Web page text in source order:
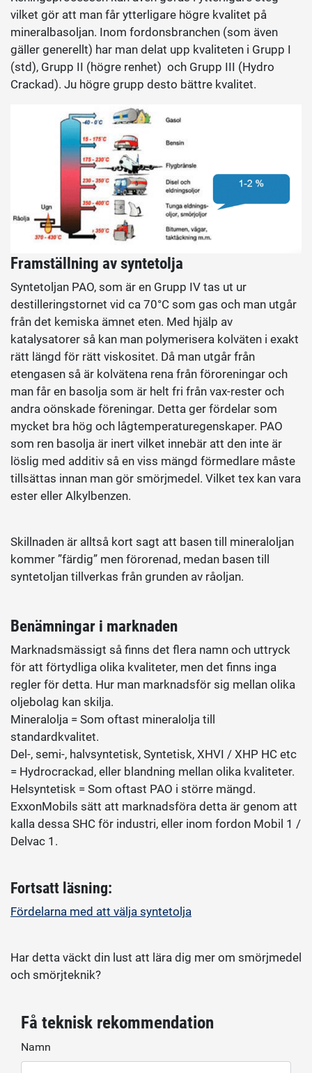
vilket gör att man får ytterligare högre kvalitet på
mineralbasoljan. Inom fordonsbranchen (som även
gäller generellt) har man delat upp kvaliteten i Grupp I
(std), Grupp II (högre renhet) och Grupp III (Hydro
Crackad). Ju högre grupp desto bättre kvalitet.
Framställning av syntetolja
Syntetoljan PAO, som är en Grupp IV tas ut ur
destilleringstornet vid ca 70°C som gas och man utgår
från det kemiska ämnet eten. Med hjälp av
katalysatorer så kan man polymerisera kolväten i exakt
rätt längd för rätt viskositet. Då man utgår från
etengasen så är kolvätena rena från föroreningar och
man får en basolja som är helt fri från vax-rester och
andra oönskade föreningar. Detta ger fördelar som
mycket bra hög och lågtemperaturegenskaper. PAO
som ren basolja är inert vilket innebär att den inte är
löslig med additiv så en viss mängd förmedlare måste
tillsättas innan man gör smörjmedel. Vilket tex kan vara
ester eller Alkylbenzen.
Skillnaden är alltså kort sagt att basen till mineraloljan
kommer ”färdig” men förorenad, medan basen till
syntetoljan tillverkas från grunden av råoljan.
Benämningar i marknaden
Marknadsmässigt så finns det flera namn och uttryck
för att förtydliga olika kvaliteter, men det finns inga
regler för detta. Hur man marknadsför sig mellan olika
oljebolag kan skilja.
Mineralolja = Som oftast mineralolja till
standardkvalitet.
Del-, semi-, halvsyntetisk, Syntetisk, XHVI / XHP HC etc
= Hydrocrackad, eller blandning mellan olika kvaliteter.
Helsyntetisk = Som oftast PAO i större mängd.
ExxonMobils sätt att marknadsföra detta är genom att
kalla dessa SHC för industri, eller inom fordon Mobil 1 /
Delvac 1.
Fortsatt läsning:
Fördelarna med att välja syntetolja
Har detta väckt din lust att lära dig mer om smörjmedel
och smörjteknik?
Få teknisk rekommendation
Namn